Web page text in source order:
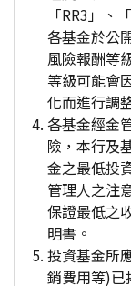
「RR3」、
各基金於公
風險報酬等
等級可能會
化而進行調
各基金經金
險，本行及
金之最低投
管理人之注
保證最低之
明書。
投資基金所
銷費用等)已